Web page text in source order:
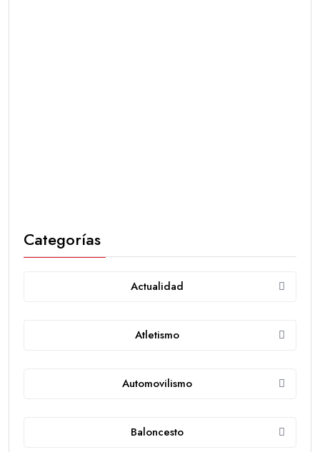
Categorías
Actualidad
Atletismo
Automovilismo
Baloncesto